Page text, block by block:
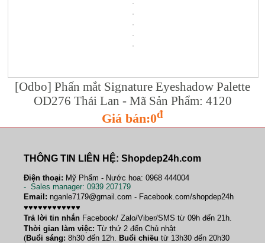
[Odbo] Phấn mắt Signature Eyeshadow Palette
OD276 Thái Lan - Mã Sản Phẩm: 4120
Giá bán:0đ
THÔNG TIN LIÊN HỆ: Shopdep24h.com
Điện thoại: Mỹ Phẩm - Nước hoa: 0968 444004
- Sales manager: 0939 207179
Email: nganle7179@gmail.com - Facebook.com/shopdep24h
♥♥♥♥♥♥♥♥♥♥♥♥
Trả lời tin nhắn Facebook/ Zalo/Viber/SMS từ 09h đến 21h.
Thời gian làm việc: Từ thứ 2 đến Chủ nhật
(Buổi sáng: 8h30 đến 12h. Buổi chiều từ 13h30 đến 20h30